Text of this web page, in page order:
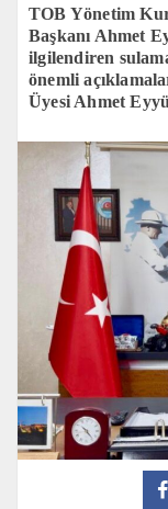
TOB Yönetim
Başkanı Ahmet
ilgilendiren
önemli
Üyesi Ahmet